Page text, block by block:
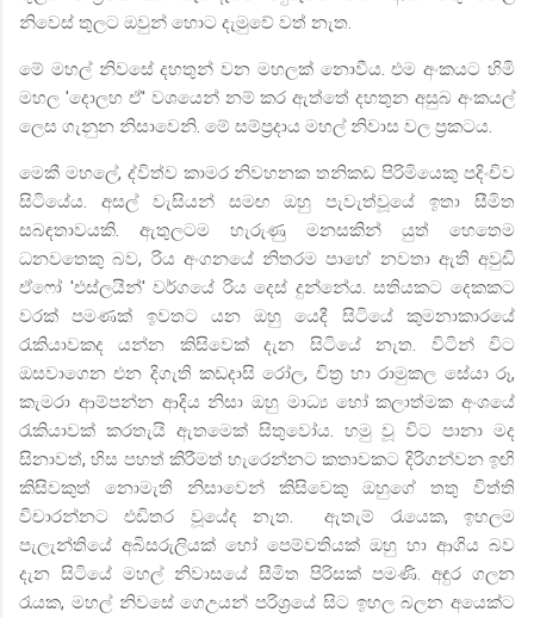
නිවෙස් තුලට ඔවුන් හොට දැමුවේ වත් නැත.
මේ මහල් නිවසේ දහතුන් වන මහලක් නොවීය. එම අංකයට හිමි
මහල 'දොලහ ඒ' වශයෙන් නම් කර ඇත්තේ දහතුන අසුබ අංකයල්
ලෙස ගැනුන නිසාවෙනි. මේ සම්ප්‍රදාය මහල් නිවාස වල ප්‍රකටය.
මෙකී මහලේ, ද්විත්ව කාමර නිවහනක තනිකඩ පිරිමියෙකු පදිංචිව
සිටියේය. අසල් වැසියන් සමඟ ඔහු පැවැත්වූයේ ඉතා සීමිත
සබඳතාවයකි. ඇතුලටම හැරුණු මනසකින් යුත් හෙතෙම
ධනවතෙකු බව, රිය අංගනයේ නිතරම පාහේ නවතා ඇති අවුඩි
ඒෆෝ 'එස්ලයින්'වර්ගයේ රිය දෙස් දුන්නේය. සතියකට දෙකකට
වරක් පමණක් ඉවතට යන ඔහු යෙදී සිටියේ කුමනාකාරයේ
රැකියාවකද යන්න කිසිවෙක් දැන සිටියේ නැත.
විටින් විට
ඔසවාගෙන එන දිගැති කඩදාසි රෝල, චිත්‍ර හා රාමුකල සේයා රූ,
කැමරා ආම්පන්න ආදිය නිසා ඔහු මාධ්‍ය හෝ කලාත්මක අංශයේ
රැකියාවක් කරතැයි ඇතමෙක් සිතුවෝය. හමු වූ විට පානා මද
සිනාවත්,හිස පහත් කිරීමත් හැරෙන්නට කතාවකට දිරිගන්වන ඉඟි
කිසිවකුත් නොමැති නිසාවෙන් කිසිවෙකු ඔහුගේ තතු විත්ති
විචාරන්නට එඩිතර වූයේද නැත.
ඇතැම් රැයෙක,ඉහලම
පැලැන්තියේ අබිසරුලියක් හෝ පෙම්වතියක් ඔහු හා ආගිය බව
දැන සිටියේ මහල් නිවාසයේ සීමිත පිරිසක් පමණි.
අඳුර ගලන
රැයක, මහල් නිවසේ ගෙඋයන් පරිශ්‍රයේ සිට ඉහල බලන අයෙක්ට